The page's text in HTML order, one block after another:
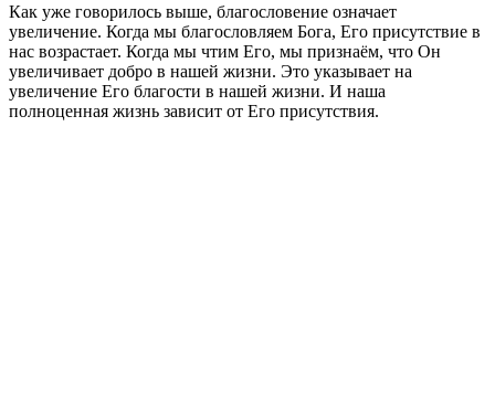
Как уже говорилось выше, благословение означает
увеличение. Когда мы благословляем Бога, Его присутствие в
нас возрастает. Когда мы чтим Его, мы признаём, что Он
увеличивает добро в нашей жизни. Это указывает на
увеличение Его благости в нашей жизни. И наша
полноценная жизнь зависит от Его присутствия.